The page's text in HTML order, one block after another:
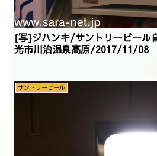
{写}ジハンキ/サントリービール
光市川治温泉高原/2017/11/08
サントリービール